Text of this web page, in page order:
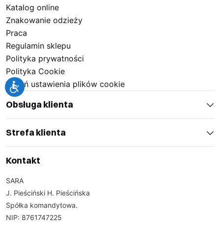
Katalog online
Znakowanie odzieży
Praca
Regulamin sklepu
Polityka prywatności
Polityka Cookie
Zmień ustawienia plików cookie
Obsługa klienta
Strefa klienta
Kontakt
SARA
J. Pieściński H. Pieścińska
Spółka komandytowa.
NIP: 8761747225